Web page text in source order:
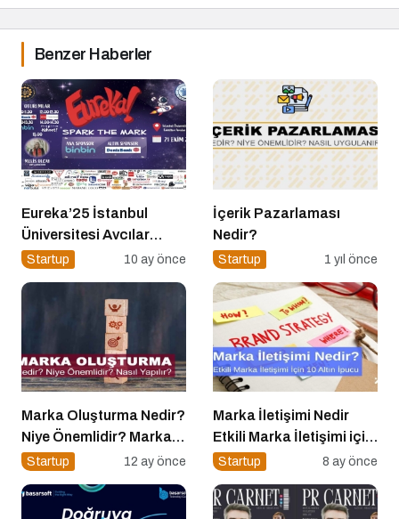
Benzer Haberler
Eureka’25 İstanbul
Üniversitesi Avcılar
Kampüsü İşletme
Startup 10 ay önce
İçerik Pazarlaması
Nedir?
Startup 1 yıl önce
Marka Oluşturma Nedir?
Niye Önemlidir? Marka
Oluşturma Nasıl Yapılır?
Startup 12 ay önce
Marka İletişimi Nedir
Etkili Marka İletişimi için
10 Altın Öneri
Startup 8 ay önce